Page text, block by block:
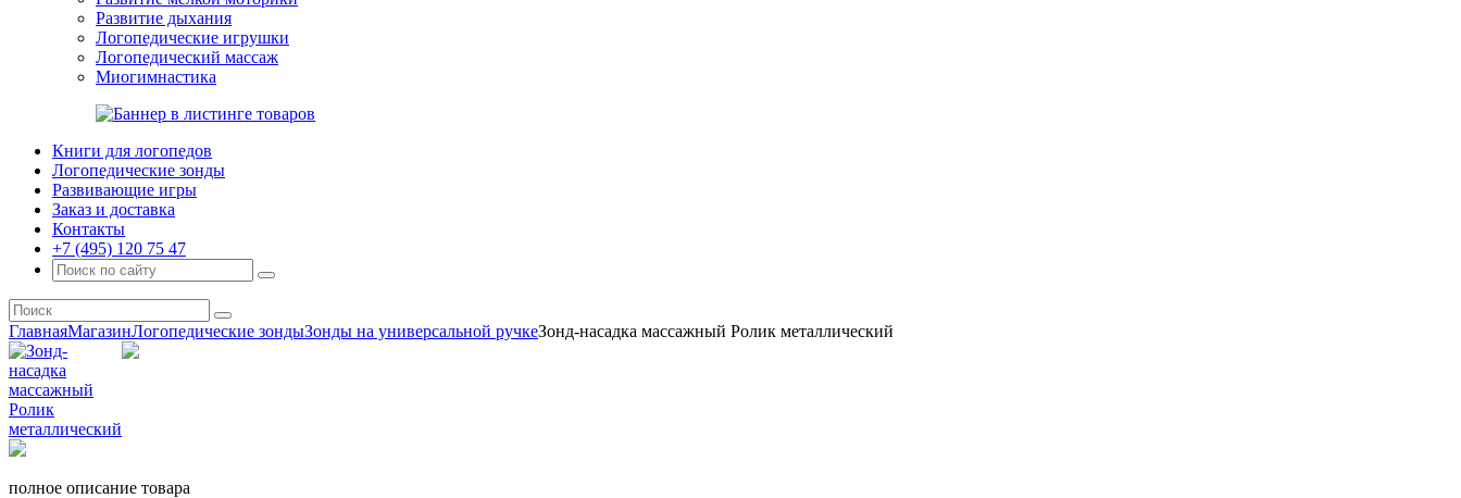
Развитие дыхания
Логопедические игрушки
Логопедический массаж
Миогимнастика
Книги для логопедов
Логопедические зонды
Развивающие игры
Заказ и доставка
Контакты
+7 (495) 120 75 47
ГлавнаяМагазинЛогопедические зондыЗонды на универсальной ручкеЗонд-насадка массажный Ролик металлический
полное описание товара